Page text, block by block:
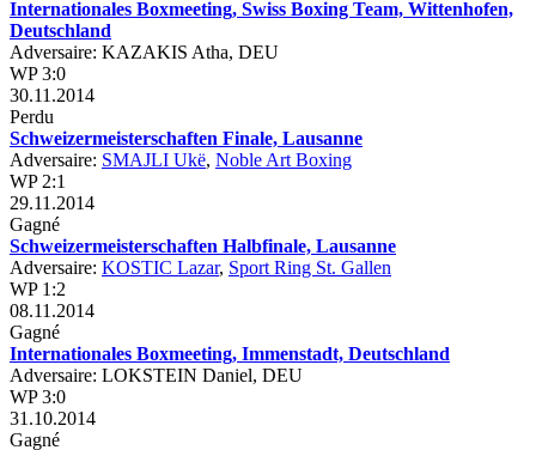
Internationales Boxmeeting, Swiss Boxing Team, Wittenhofen,
Deutschland
Adversaire: KAZAKIS Atha, DEU
WP 3:0
30.11.2014
Perdu
Schweizermeisterschaften Finale, Lausanne
Adversaire: SMAJLI Ukë, Noble Art Boxing
WP 2:1
29.11.2014
Gagné
Schweizermeisterschaften Halbfinale, Lausanne
Adversaire: KOSTIC Lazar, Sport Ring St. Gallen
WP 1:2
08.11.2014
Gagné
Internationales Boxmeeting, Immenstadt, Deutschland
Adversaire: LOKSTEIN Daniel, DEU
WP 3:0
31.10.2014
Gagné